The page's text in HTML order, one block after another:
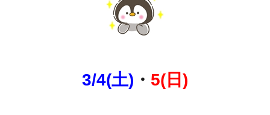
3/4(土) ・ 5(日)